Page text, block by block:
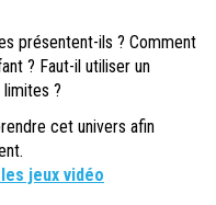
présentent-ils ? Comment
? Faut-il utiliser un
?
cet univers afin
jeux vidéo